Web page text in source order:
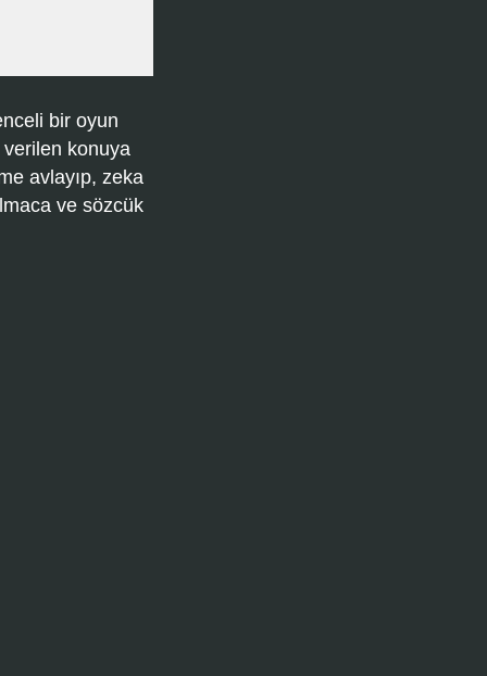
bir oyun
konuya
avlayıp, zeka
ve sözcük